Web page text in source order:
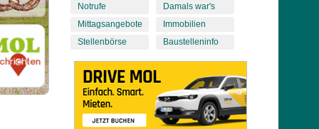
Notrufe
Mittagsangebote
Stellenbörse
Damals war's
Immobilien
Baustelleninfo